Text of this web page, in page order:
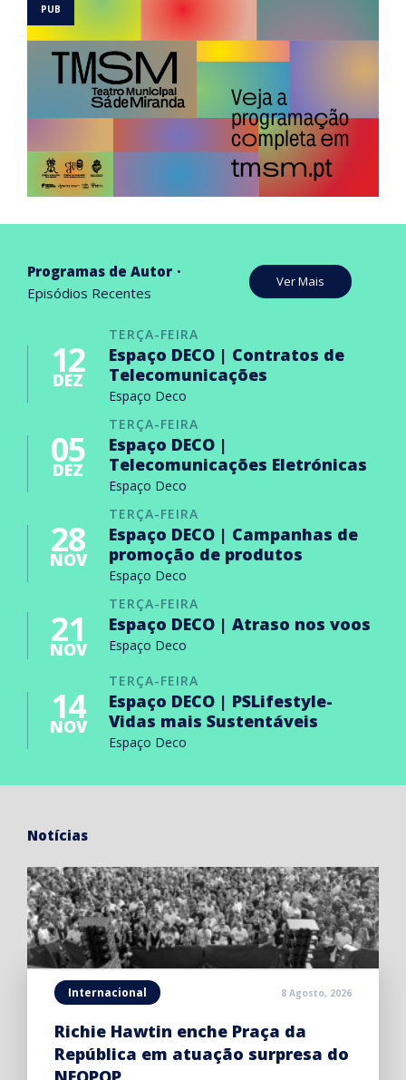
Programas de Autor
Episódios Recentes
Ver Mais
TERÇA-FEIRA
12
DEZ
Espaço DECO | Contratos de
Telecomunicações
Espaço Deco
TERÇA-FEIRA
05
DEZ
Espaço DECO |
Telecomunicações Eletrónicas
Espaço Deco
TERÇA-FEIRA
28
NOV
Espaço DECO | Campanhas de
promoção de produtos
Espaço Deco
TERÇA-FEIRA
21
NOV
Espaço DECO | Atraso nos voos
Espaço Deco
TERÇA-FEIRA
14
NOV
Espaço DECO | PSLifestyle-
Vidas mais Sustentáveis
Espaço Deco
Notícias
Internacional 8 Agosto, 2026
Richie Hawtin enche Praça da
República em atuação surpresa do